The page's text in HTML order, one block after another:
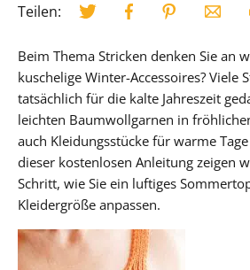
Teilen:
Beim Thema Stricken denken Sie an
kuschelige Winter-Accessoires? Viele
tatsächlich für die kalte Jahreszeit
leichten Baumwollgarnen in
auch Kleidungsstücke für warme
dieser kostenlosen Anleitung zeigen
Schritt, wie Sie ein luftiges
Kleidergröße anpassen.